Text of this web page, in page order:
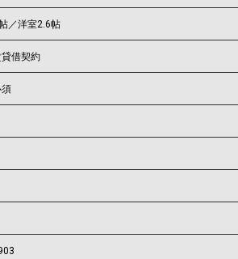
／洋室2.6帖
借契約